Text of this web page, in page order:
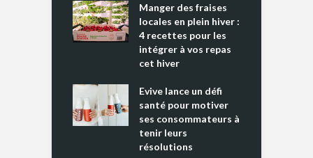
Manger des fraises
locales en plein hiver :
4 recettes pour les
intégrer à vos repas
cet hiver
Evive lance un défi
santé pour motiver
ses consommateurs à
tenir leurs
résolutions